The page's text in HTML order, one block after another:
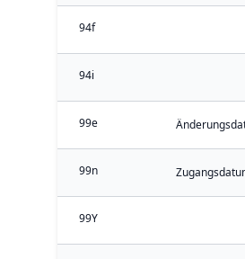
94f
94i
99e
99n
99Y